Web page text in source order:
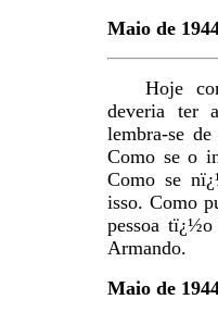
Maio de
Hoje
deveria ter
lembra-se
Como se o
Como se
isso. Como
pessoa
Armando.
Maio de